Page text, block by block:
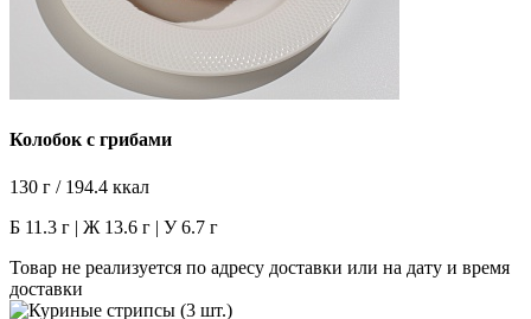
Колобок с грибами
130 г / 194.4 ккал
Б 11.3 г | Ж 13.6 г | У 6.7 г
Товар не реализуется по адресу доставки или на дату и время
доставки